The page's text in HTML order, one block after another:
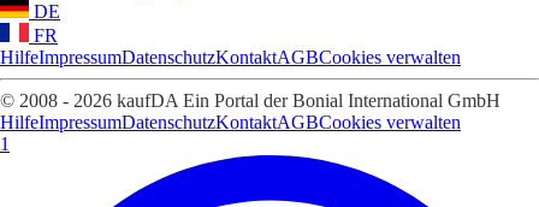
DE
FR
HilfeImpressumDatenschutzKontaktAGBCookies verwalten
© 2008 - 2026 kaufDA Ein Portal der Bonial International GmbH
HilfeImpressumDatenschutzKontaktAGBCookies verwalten
1